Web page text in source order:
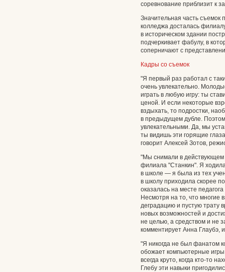
соревнование приблизит к
Значительная часть съемок
колледжа досталась
в историческом здании
подчеркивает фабулу, в
соперничают с
Кадры со съемок
"Я первый раз работал с
очень увлекательно.
играть в любую игру: ты
ценой. И если некоторые
вздыхать, то подростки,
в предыдущем дубле.
увлекательными. Да, мы
ты видишь эти горящие
говорит Алексей Зотов,
"Мы снимали в действующем
филиала "Станкин". Я
в школе — я была из тех
в школу приходила скорее
оказалась на месте
Несмотря на то, что многие
деградацию и пустую трату
новых возможностей и
не целью, а средством и не
комментирует Анна Глаубэ,
"Я никогда не был фанатом
обожает компьютерные
всегда круто, когда кто-то
Глебу эти навыки